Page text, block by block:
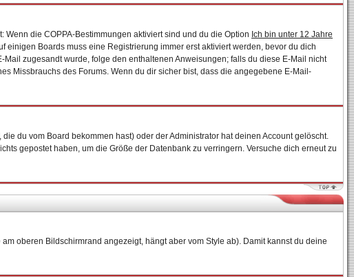
die COPPA-Bestimmungen aktiviert sind und du die Option Ich bin unter 12 Jahre
Boards muss eine Registrierung immer erst aktiviert werden, bevor du dich
zugesandt wurde, folge den enthaltenen Anweisungen; falls du diese E-Mail nicht
Missbrauchs des Forums. Wenn du dir sicher bist, dass die angegebene E-Mail-
du vom Board bekommen hast) oder der Administrator hat deinen Account gelöscht.
gepostet haben, um die Größe der Datenbank zu verringern. Versuche dich erneut zu
oberen Bildschirmrand angezeigt, hängt aber vom Style ab). Damit kannst du deine